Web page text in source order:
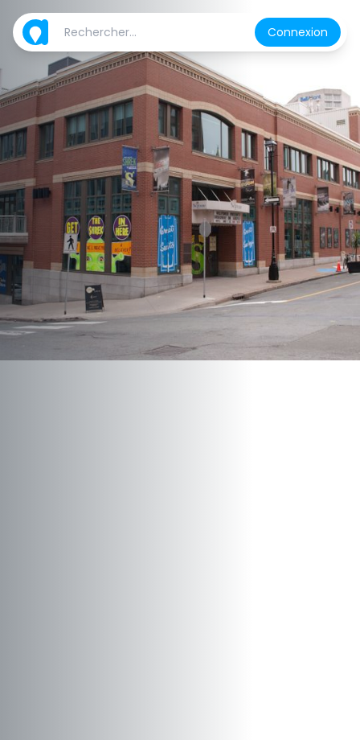
Connexion